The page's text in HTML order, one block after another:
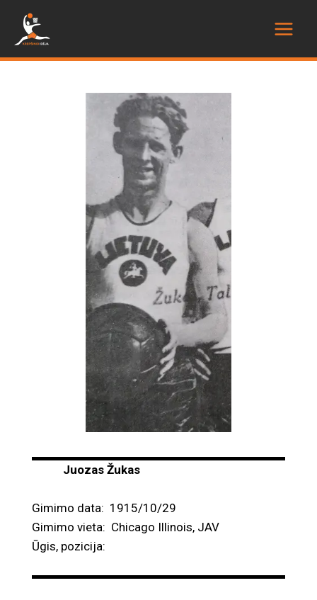
Juozas Žukas
Gimimo data: 1915/10/29
Gimimo vieta: Chicago Illinois, JAV
Ūgis, pozicija: